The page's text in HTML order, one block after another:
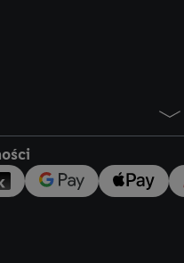
Lidl Plus, możemy
wymienionych
następnie
użytkownika w
my i jeden z innych
Użytkownik upoważnia
usługach Lidl. Utiq
tak, Utiq udostępni
numeru
wykorzystany do